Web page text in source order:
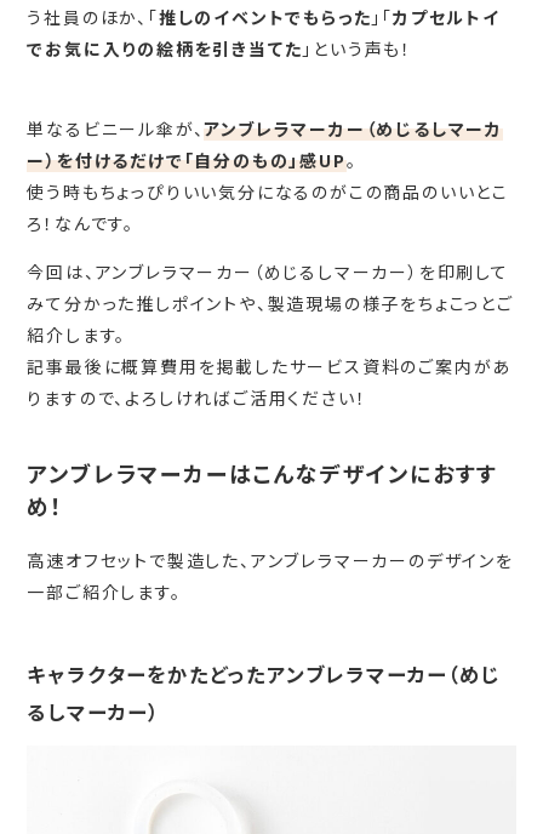
う社員のほか、「推しのイベントでもらった 」「カプセルトイ
でお気に入りの絵柄を引き当てた 」という声も！
単なるビニール傘が、アンブレラマーカー（めじるしマーカ
ー）を付けるだけで「自分のもの」感UP。
使う時もちょっぴりいい気分になるのがこの商品のいいとこ
ろ！なんです。
今回は、アンブレラマーカー（めじるしマーカー）を印刷して
みて分かった推しポイントや、製造現場の様子をちょこっとご
紹介します。
記事最後に概算費用を掲載したサービス資料のご案内があ
りますので、よろしければご活用ください！
アンブレラマーカーはこんなデザインにおすす
め！
高速オフセットで製造した、アンブレラマーカーのデザインを
一部ご紹介します。
キャラクターをかたどったアンブレラマーカー（めじ
るしマーカー）